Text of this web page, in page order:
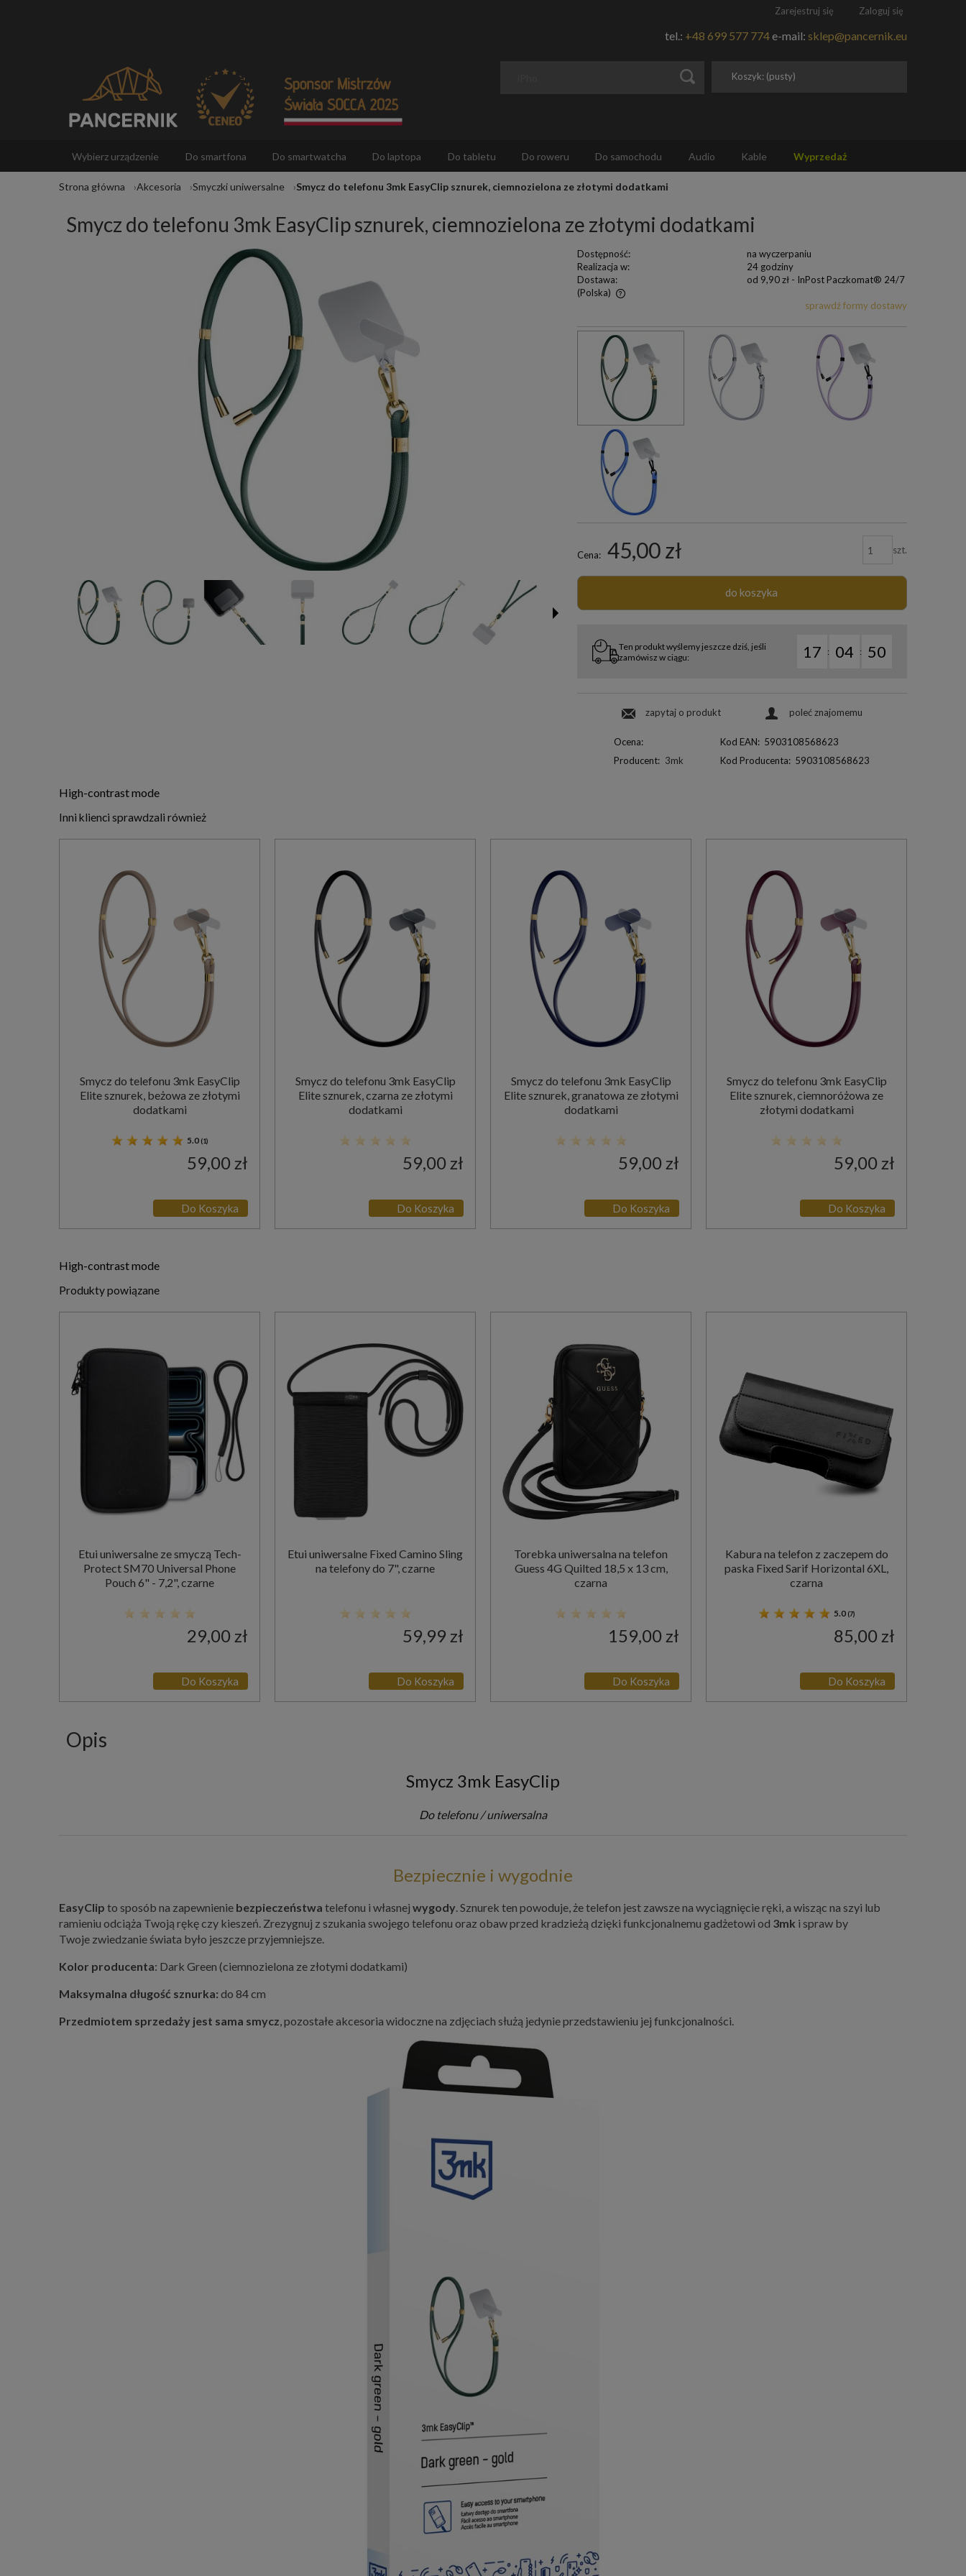
Zarejestruj się Zaloguj się
tel.: +48 699 577 774e-mail: sklep@pancernik.eu
Koszyk: (pusty)
Wybierz urządzenie Do smartfona Do smartwatcha Do laptopa Do tabletu Do roweru Do samochodu Audio Kable Wyprzedaż
Akcesoria
Strona główna Akcesoria Smyczki uniwersalne Smycz do telefonu 3mk EasyClip sznurek, ciemnozielona ze złotymi dodatkami
Smycz do telefonu 3mk EasyClip sznurek, ciemnozielona ze złotymi dodatkami
Dostępność:
na wyczerpaniu
Realizacja w:
24 godziny
Dostawa:
od 9,90 zł - InPost Paczkomat® 24/7
(Polska)
sprawdź formy dostawy
Cena: 45,00 zł szt.
do koszyka
Ten produkt wyślemy jeszcze dziś, jeśli
zamówisz w ciągu:
17 : 04 : 49
zapytaj o produkt poleć znajomemu
Ocena:
Producent: 3mk
Kod EAN: 5903108568623
Kod Producenta: 5903108568623
High-contrast mode
Inni klienci sprawdzali również
Smycz do telefonu 3mk EasyClip
Elite sznurek, beżowa ze złotymi
dodatkami
5.0 (1)
59,00 zł
Do Koszyka
Smycz do telefonu 3mk EasyClip
Elite sznurek, czarna ze złotymi
dodatkami
59,00 zł
Do Koszyka
Smycz do telefonu 3mk EasyClip
Elite sznurek, granatowa ze złotymi
dodatkami
59,00 zł
Do Koszyka
Smycz do telefonu 3mk EasyClip
Elite sznurek, ciemnoróżowa ze
złotymi dodatkami
59,00 zł
Do Koszyka
High-contrast mode
Produkty powiązane
Etui uniwersalne ze smyczą Tech-
Protect SM70 Universal Phone
Pouch 6" - 7,2", czarne
29,00 zł
Do Koszyka
Etui uniwersalne Fixed Camino Sling
na telefony do 7", czarne
59,99 zł
Do Koszyka
Torebka uniwersalna na telefon
Guess 4G Quilted 18,5 x 13 cm,
czarna
159,00 zł
Do Koszyka
Kabura na telefon z zaczepem do
paska Fixed Sarif Horizontal 6XL,
czarna
5.0 (7)
85,00 zł
Do Koszyka
Opis
Smycz 3mk EasyClip
Do telefonu / uniwersalna
Bezpiecznie i wygodnie
EasyClip to sposób na zapewnienie bezpieczeństwa telefonu i własnej wygody . Sznurek ten powoduje, że telefon jest zawsze na wyciągnięcie ręki, a wisząc na szyi lub
ramieniu odciąża Twoją rękę czy kieszeń. Zrezygnuj z szukania swojego telefonu oraz obaw przed kradzieżą dzięki funkcjonalnemu gadżetowi od 3mk i spraw by
Twoje zwiedzanie świata było jeszcze przyjemniejsze.
Kolor producenta: Dark Green (ciemnozielona ze złotymi dodatkami)
Maksymalna długość sznurka: do 84 cm
Przedmiotem sprzedaży jest sama smycz , pozostałe akcesoria widoczne na zdjęciach służą jedynie przedstawieniu jej funkcjonalności.